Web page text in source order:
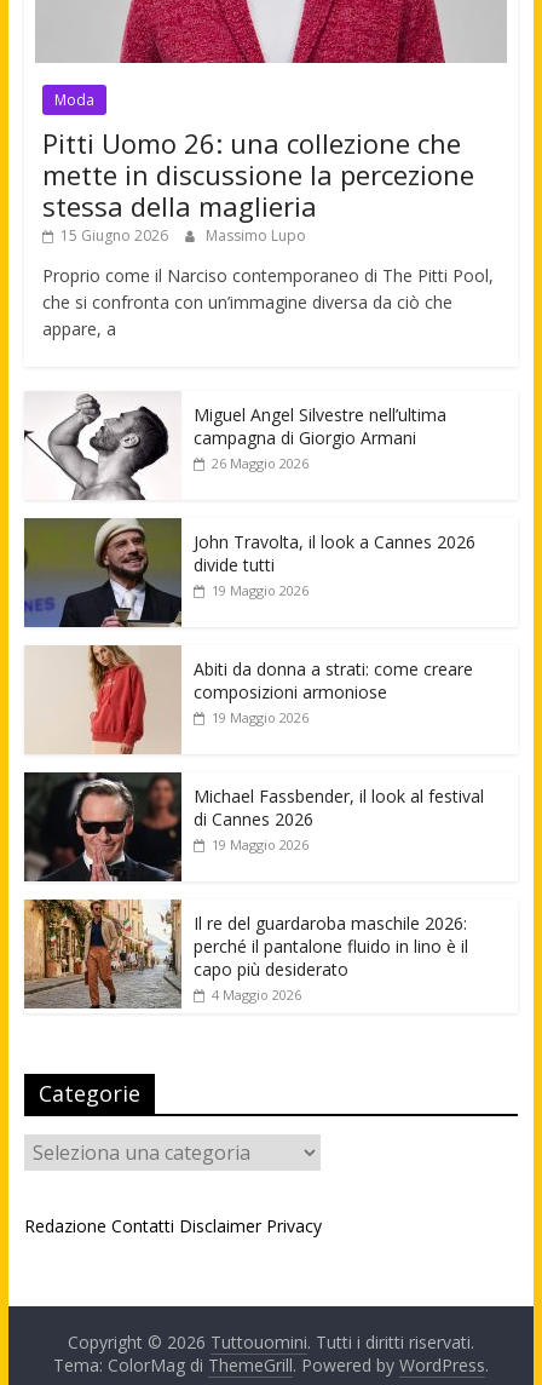
Moda
Pitti Uomo 26: una collezione che
mette in discussione la percezione
stessa della maglieria
15 Giugno 2026 Massimo Lupo
Proprio come il Narciso contemporaneo di The Pitti Pool,
che si confronta con un’immagine diversa da ciò che
appare, a
Miguel Angel Silvestre nell’ultima
campagna di Giorgio Armani
26 Maggio 2026
John Travolta, il look a Cannes 2026
divide tutti
19 Maggio 2026
Abiti da donna a strati: come creare
composizioni armoniose
19 Maggio 2026
Michael Fassbender, il look al festival
di Cannes 2026
19 Maggio 2026
Il re del guardaroba maschile 2026:
perché il pantalone fluido in lino è il
capo più desiderato
4 Maggio 2026
Categorie
Categorie
Redazione Contatti Disclaimer Privacy
Copyright © 2026 Tuttouomini. Tutti i diritti riservati.
Tema: ColorMag di ThemeGrill. Powered by WordPress.